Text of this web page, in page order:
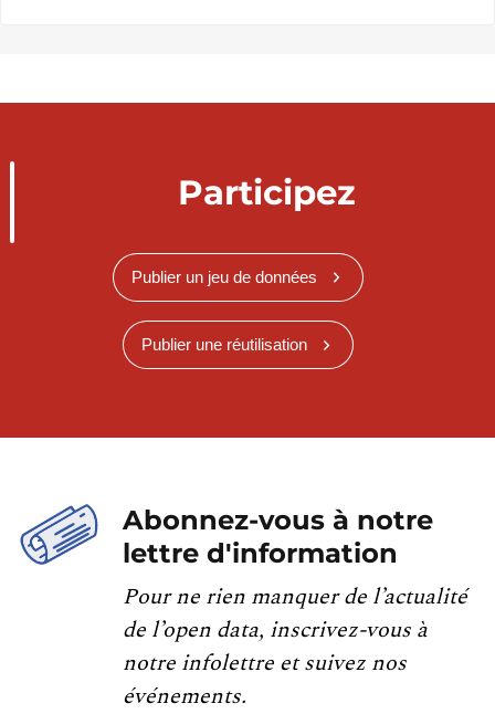
Participez
Publier un jeu de données
Publier une réutilisation
Abonnez-vous à notre
lettre d'information
Pour ne rien manquer de l’actualité
de l’open data, inscrivez-vous à
notre infolettre et suivez nos
événements.